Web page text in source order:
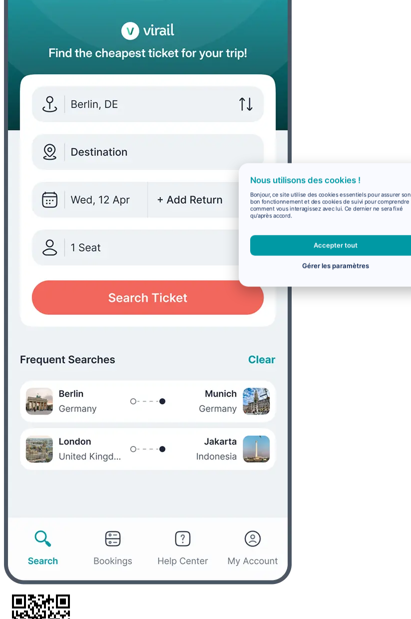
Nous utilisons des cookies !
Bonjour, ce site utilise des cookies essentiels pour assurer son
bon fonctionnement et des cookies de suivi pour comprendre
comment vous interagissez avec lui. Ce dernier ne sera fixé
qu'après accord.
Accepter tout
Gérer les paramètres